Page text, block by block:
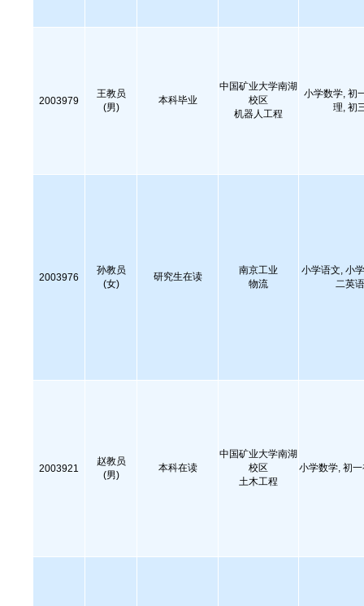
2003979
王教员
(男)
本科毕业
中国矿业大学南湖
校区
机器人工程
小学数学, 初
理, 初
2003976
孙教员
(女)
研究生在读
南京工业
物流
小学语文, 小
二英
2003921
赵教员
(男)
本科在读
中国矿业大学南湖
校区
土木工程
小学数学, 初